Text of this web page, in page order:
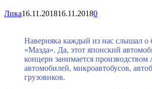
Лика16.11.201816.11.20180
Наверняка каждый из нас слышал о
«Мазда». Да, этот японский
концерн занимается производством
автомобилей, микроавтобусов,
грузовиков.